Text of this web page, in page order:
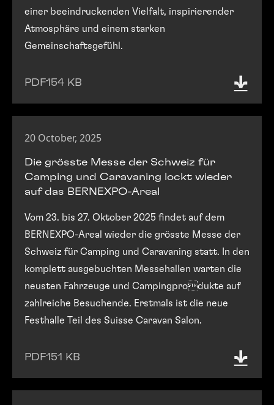
einer beeindruckenden Vielfalt, inspirierender
Atmosphäre und einem starken
Gemeinschaftsgefühl.
PDF154 KB
20 October, 2025
Die grösste Messe der Schweiz für
Camping und Caravaning lockt wieder
auf das BERNEXPO-Areal
Vom 23. bis 27. Oktober 2025 findet auf dem
BERNEXPO-Areal wieder die grösste Messe der
Schweiz für Camping und Caravaning statt. In den
komplett ausgebuchten Messehallen warten die
neusten Fahrzeuge und Campingprodukte auf
zahlreiche Besuchende. Erstmals ist die neue
Festhalle Teil des Suisse Caravan Salon.
PDF151 KB